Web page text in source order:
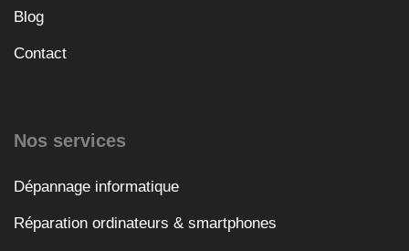
Blog
Contact
Nos services
Dépannage informatique
Réparation ordinateurs & smartphones